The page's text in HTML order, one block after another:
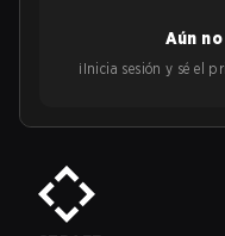
Aún
¡Inicia sesión y sé el